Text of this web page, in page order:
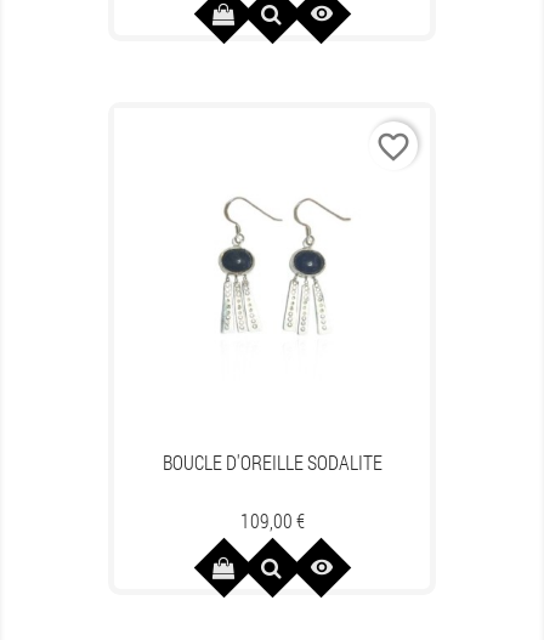

favorite_border
BOUCLE D'OREILLE SODALITE
Prix
109,00 €
